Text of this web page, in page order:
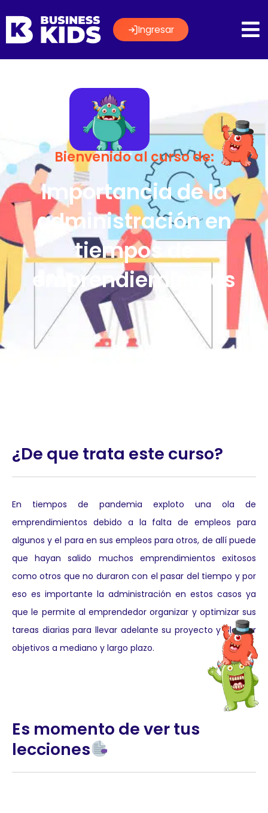
Ingresar
Bienvenido al curso de:
Importancia de la
administración en
tiempos de
emprendiemientos
¿De que trata este curso?
En tiempos de pandemia exploto una ola de
emprendimientos debido a la falta de empleos para
algunos y el para en sus empleos para otros, de allí puede
que hayan salido muchos emprendimientos exitosos
como otros que no duraron con el pasar del tiempo y por
eso es importante la administración en estos casos ya
que le permite al emprendedor organizar y optimizar sus
tareas diarias para llevar adelante su proyecto y planear
objetivos a mediano y largo plazo.
Es momento de ver tus
lecciones